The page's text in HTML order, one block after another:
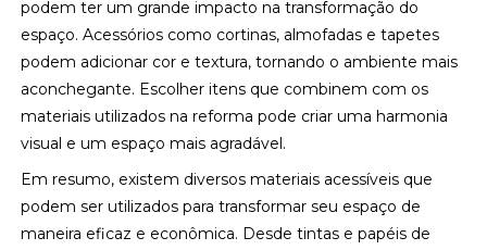
podem ter um grande impacto na transformação do
espaço. Acessórios como cortinas, almofadas e tapetes
podem adicionar cor e textura, tornando o ambiente mais
aconchegante. Escolher itens que combinem com os
materiais utilizados na reforma pode criar uma harmonia
visual e um espaço mais agradável.
Em resumo, existem diversos materiais acessíveis que
podem ser utilizados para transformar seu espaço de
maneira eficaz e econômica. Desde tintas e papéis de